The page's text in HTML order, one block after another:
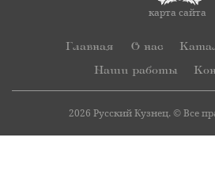
карта сайта
Главная О нас
Наши работы
2026 Русский Кузнец. © Все